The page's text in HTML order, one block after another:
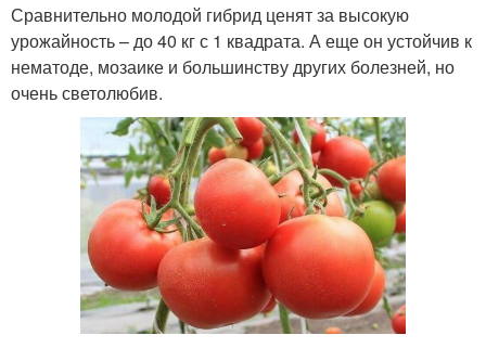
Сравнительно молодой гибрид ценят за высокую
урожайность – до 40 кг с 1 квадрата. А еще он устойчив к
нематоде, мозаике и большинству других болезней, но
очень светолюбив.